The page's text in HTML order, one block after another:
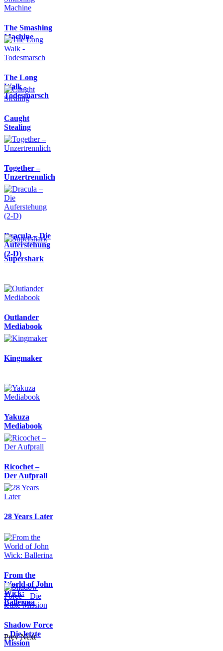
The Smashing
Machine
The Long
Walk -
Todesmarsch
Caught
Stealing
Together –
Unzertrennlich
Dracula – Die
Auferstehung
(2-D)
Supershark
Outlander
Mediabook
Kingmaker
Yakuza
Mediabook
Ricochet –
Der Aufprall
28 Years Later
From the
World of John
Wick:
Ballerina
Shadow Force
– Die letzte
Mission
Prev Next